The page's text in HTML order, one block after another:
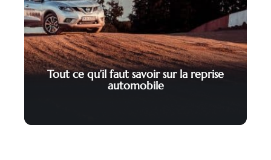
Tout ce qu’il faut savoir sur la reprise
automobile